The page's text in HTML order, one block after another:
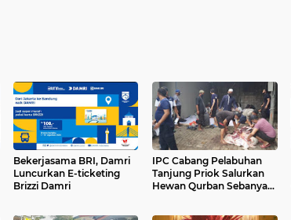
Bekerjasama BRI, Damri
Luncurkan E-ticketing
Brizzi Damri
IPC Cabang Pelabuhan
Tanjung Priok Salurkan
Hewan Qurban Sebanyak